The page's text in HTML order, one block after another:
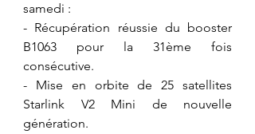
samedi :
​- Récupération réussie du booster
B1063 pour la 31ème fois
consécutive.
- ​Mise en orbite de 25 satellites
Starlink V2 Mini de nouvelle
génération.